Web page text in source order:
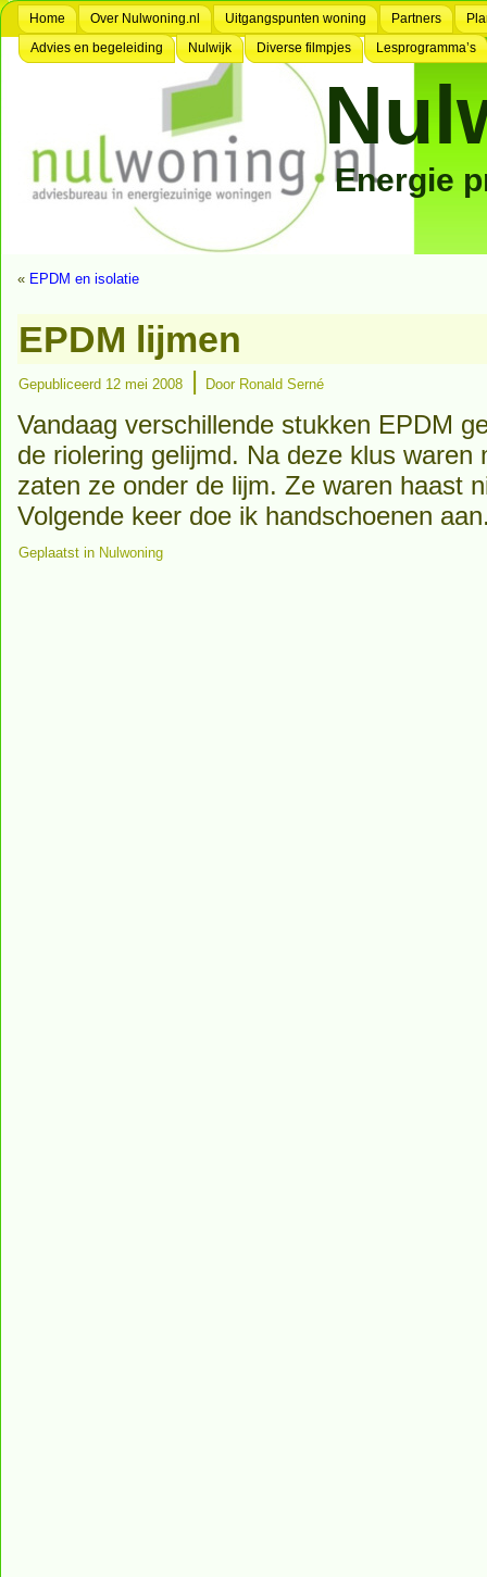
Home Over Nulwoning.nl Uitgangspunten woning Partners
Advies en begeleiding
Nulwijk Diverse filmpjes Lesprogramma’s
Energie
« EPDM en isolatie
EPDM lijmen
Gepubliceerd 12 mei 2008 | Door Ronald Serné
Vandaag verschillende stukken EPDM
de riolering gelijmd. Na deze klus waren
zaten ze onder de lijm. Ze waren haast
Volgende keer doe ik handschoenen
Geplaatst in Nulwoning